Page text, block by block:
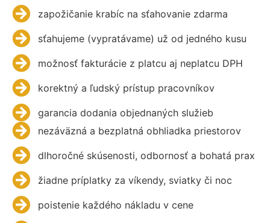
zapožičanie krabíc na sťahovanie zdarma
sťahujeme (vypratávame) už od jedného kusu
možnosť fakturácie z platcu aj neplatcu DPH
korektný a ľudský prístup pracovníkov
garancia dodania objednaných služieb
nezáväzná a bezplatná obhliadka priestorov
dlhoročné skúsenosti, odbornosť a bohatá prax
žiadne príplatky za víkendy, sviatky či noc
poistenie každého nákladu v cene